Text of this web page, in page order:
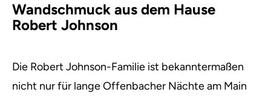
Wandschmuck aus dem Hause
Robert Johnson
Die Robert Johnson-Familie ist bekanntermaßen
nicht nur für lange Offenbacher Nächte am Main